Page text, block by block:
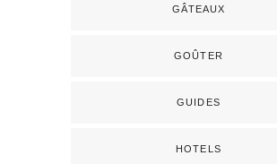
GÂTEAUX
GOÛTER
GUIDES
HOTELS